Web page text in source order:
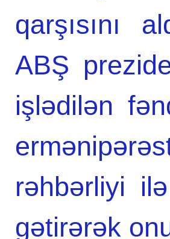
qarşısını
ABŞ
işlədilən
rəhbərliyi
gətirərək